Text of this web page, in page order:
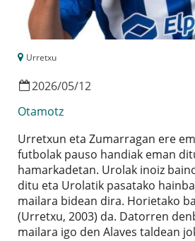
Urretxu
2026/05/12
Otamotz
Urretxun eta Zumarragan ere
futbolak pauso handiak eman
hamarkadetan. Urolak inoiz
ditu eta Urolatik pasatako
mailara bidean dira. Horietako
(Urretxu, 2003) da. Datorren
mailara igo den Alaves taldean